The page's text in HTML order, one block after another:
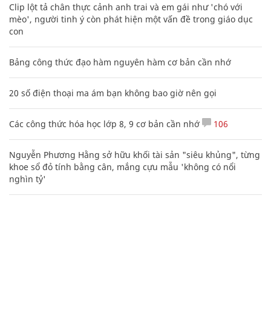
Clip lột tả chân thực cảnh anh trai và em gái như 'chó với
mèo', người tinh ý còn phát hiện một vấn đề trong giáo dục
con
Bảng công thức đạo hàm nguyên hàm cơ bản cần nhớ
20 số điện thoại ma ám bạn không bao giờ nên gọi
Các công thức hóa học lớp 8, 9 cơ bản cần nhớ 106
Nguyễn Phương Hằng sở hữu khối tài sản "siêu khủng", từng
khoe sổ đỏ tính bằng cân, mắng cựu mẫu 'không có nổi
nghìn tỷ'